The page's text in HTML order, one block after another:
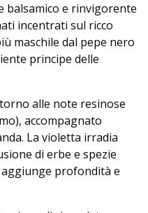
balsamico e rinvigorente
incentrati sul ricco
maschile dal pepe nero
principe delle
alle note resinose
accompagnato
La violetta irradia
di erbe e spezie
profondità e